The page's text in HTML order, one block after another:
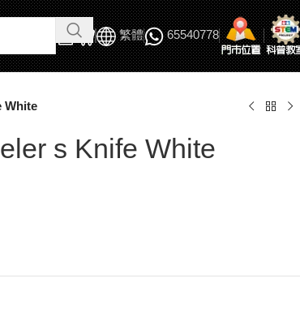
繁體 65540778
White
s Knife White